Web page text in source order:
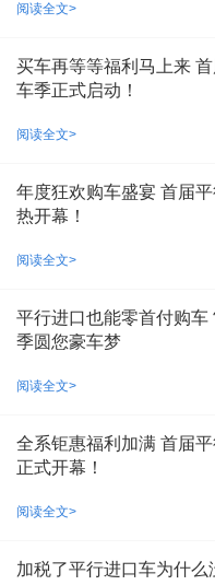
阅读全文>
买车再等等福利马上来
车季正式启动！
阅读全文>
年度狂欢购车盛宴 首届
热开幕！
阅读全文>
平行进口也能零首付购车
季圆您豪车梦
阅读全文>
全系钜惠福利加满 首届
正式开幕！
阅读全文>
加税了平行进口车为什么